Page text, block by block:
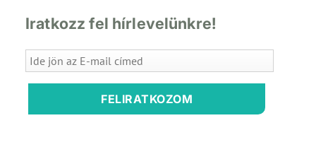
Iratkozz fel hírlevelünkre!
FELIRATKOZOM